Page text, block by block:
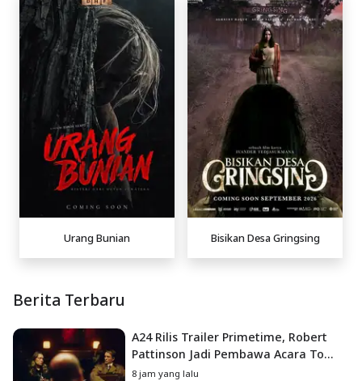
Urang Bunian Bisikan Desa Gringsing
Berita Terbaru
A24 Rilis Trailer Primetime, Robert
Pattinson Jadi Pembawa Acara To
Catch a Predator
8 jam yang lalu